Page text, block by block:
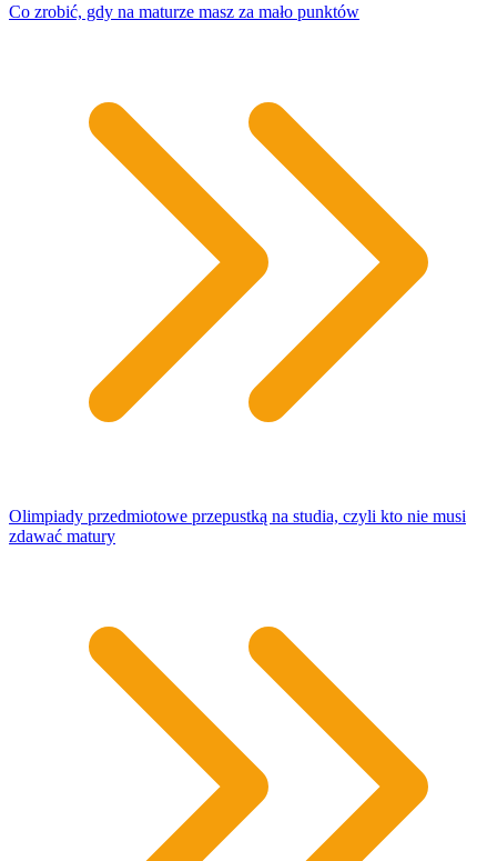
Co zrobić, gdy na maturze masz za mało punktów
Olimpiady przedmiotowe przepustką na studia, czyli kto nie musi
zdawać matury